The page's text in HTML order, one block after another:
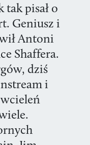
tak pisał o
Geniusz i
Antoni
Shaffera.
dziś
i